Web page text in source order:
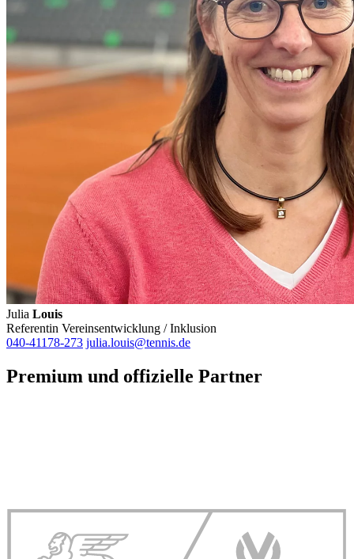
Julia Louis
Referentin Vereinsentwicklung / Inklusion
040-41178-273 julia.louis@tennis.de
Premium und offizielle Partner